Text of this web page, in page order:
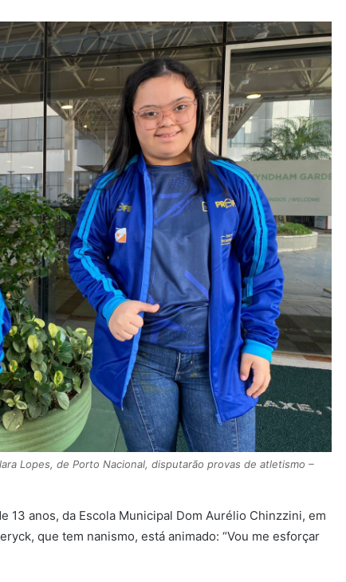
Lopes, de Porto Nacional, disputarão provas de atletismo –
13 anos, da Escola Municipal Dom Aurélio Chinzzini, em
que tem nanismo, está animado: “Vou me esforçar